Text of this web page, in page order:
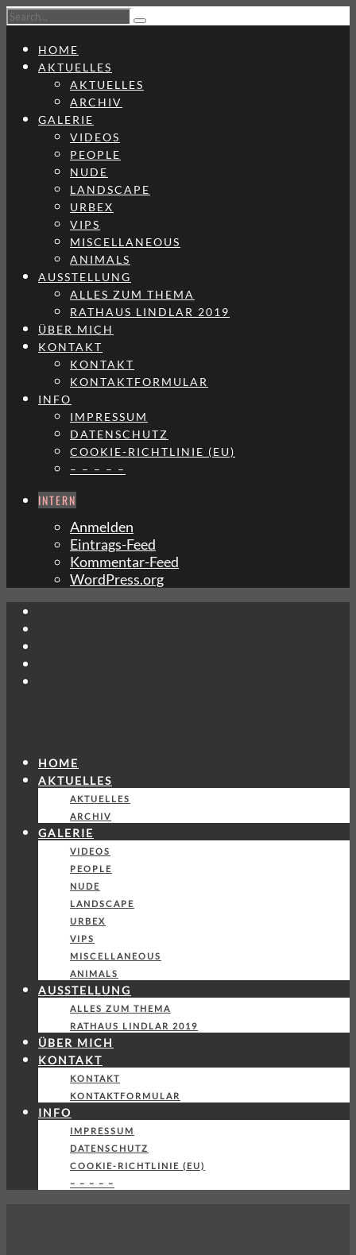
HOME
AKTUELLES
AKTUELLES
ARCHIV
GALERIE
VIDEOS
PEOPLE
NUDE
LANDSCAPE
URBEX
VIPS
MISCELLANEOUS
ANIMALS
AUSSTELLUNG
ALLES ZUM THEMA
RATHAUS LINDLAR 2019
ÜBER MICH
KONTAKT
KONTAKT
KONTAKTFORMULAR
INFO
IMPRESSUM
DATENSCHUTZ
COOKIE-RICHTLINIE (EU)
– – – – –
INTERN
Anmelden
Eintrags-Feed
Kommentar-Feed
WordPress.org
HOME
AKTUELLES
AKTUELLES
ARCHIV
GALERIE
VIDEOS
PEOPLE
NUDE
LANDSCAPE
URBEX
VIPS
MISCELLANEOUS
ANIMALS
AUSSTELLUNG
ALLES ZUM THEMA
RATHAUS LINDLAR 2019
ÜBER MICH
KONTAKT
KONTAKT
KONTAKTFORMULAR
INFO
IMPRESSUM
DATENSCHUTZ
COOKIE-RICHTLINIE (EU)
– – – – –